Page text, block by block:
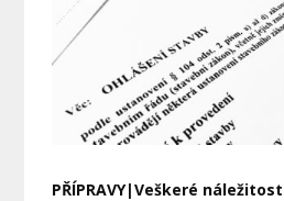
PŘÍPRAVY|Veškeré